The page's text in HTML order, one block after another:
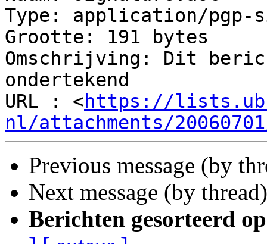
Type: application/pgp-
Grootte: 191 bytes
Omschrijving: Dit
ondertekend
URL : <https://
nl/attachments/
Previous message (by
Next message (by
Berichten gesorteerd